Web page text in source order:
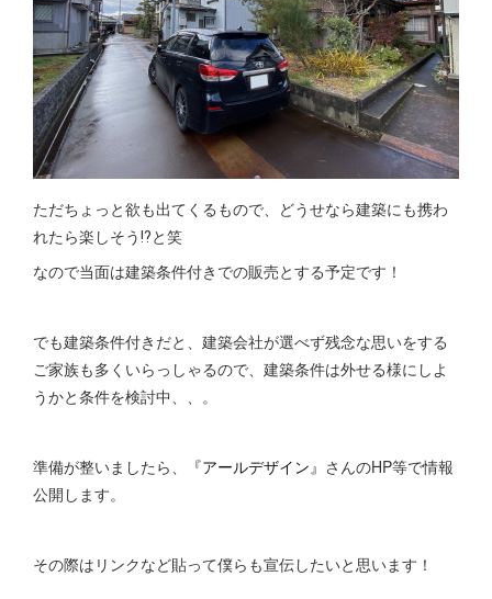
ただちょっと欲も出てくるもので、どうせなら建築にも携わ
れたら楽しそう⁉と笑
なので当面は建築条件付きでの販売とする予定です！
でも建築条件付きだと、建築会社が選べず残念な思いをする
ご家族も多くいらっしゃるので、建築条件は外せる様にしよ
うかと条件を検討中、、。
準備が整いましたら、 『アールデザイン』 さんのHP等で情報
公開します。
その際はリンクなど貼って僕らも宣伝したいと思います！